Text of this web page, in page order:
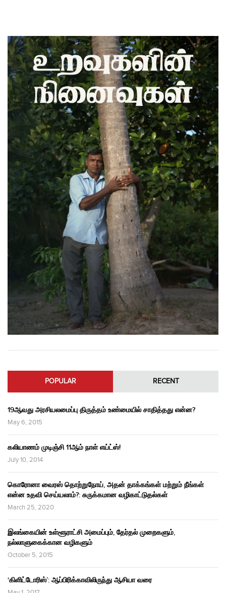
POPULAR RECENT
19ஆவது அரசியலமைப்பு திருத்தம் உண்மையில் சாதித்தது என்ன?
May 6, 2015
கலியாணம் முடிஞ்சி 11ஆம் நாள் எய்ட்ஸ்!
July 10, 2014
கொரோனா வைரஸ் தொற்றுநோய், அதன் தாக்கங்கள் மற்றும் நீங்கள்
என்ன உதவி செய்யலாம்?: சுருக்கமான வழிகாட்டுதல்கள்
March 25, 2020
இலங்கையின் உள்ளூராட்சி அமைப்பும், தேர்தல் முறைகளும்,
நல்லாளுகைக்கான வழிகளும்
October 5, 2015
‘கிளிட்டோரிஸ்’: ஆப்பிரிக்காவிலிருந்து ஆசியா வரை